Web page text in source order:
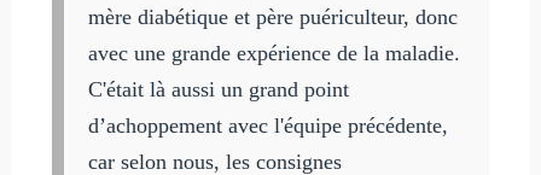
mère diabétique et père puériculteur, donc
avec une grande expérience de la maladie.
C'était là aussi un grand point
d’achoppement avec l'équipe précédente,
car selon nous, les consignes